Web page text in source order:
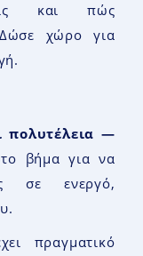
και πώς
Δώσε χώρο για
πολυτέλεια —
βήμα για να
σε ενεργό,
πραγματικό